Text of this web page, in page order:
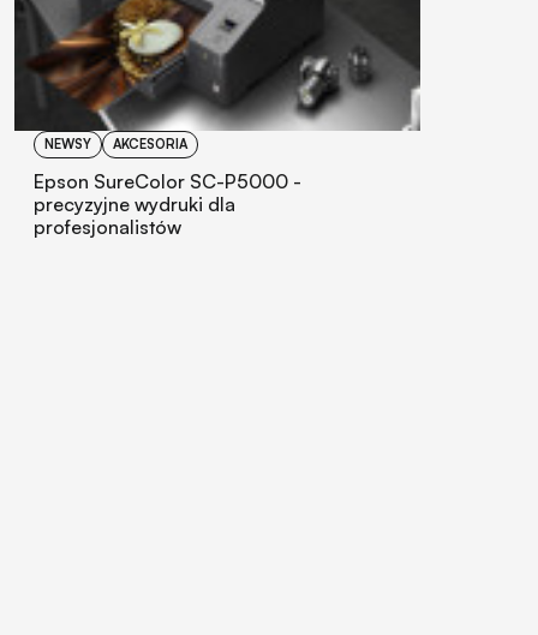
NEWSY AKCESORIA
Epson SureColor SC-P5000 -
precyzyjne wydruki dla
profesjonalistów